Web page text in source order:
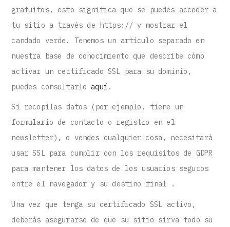
gratuitos, esto significa que se puedes acceder a
tu sitio a través de https:// y mostrar el
candado verde. Tenemos un artículo separado en
nuestra base de conocimiento que describe cómo
activar un certificado SSL para su dominio,
puedes consultarloaquí .
Si recopilas datos (por ejemplo, tiene un
formulario de contacto o registro en el
newsletter), o vendes cualquier cosa, necesitará
usar SSL para cumplir con los requisitos de GDPR
para mantener los datos de los usuarios seguros
entre el navegador y su destino final .
Una vez que tenga su certificado SSL activo,
deberás asegurarse de que su sitio sirva todo su